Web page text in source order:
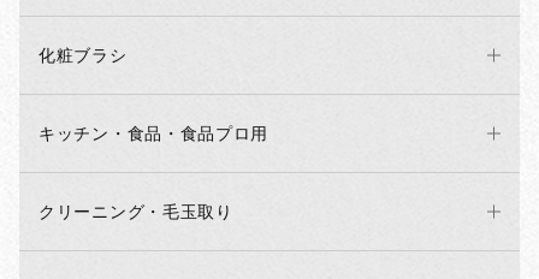
化粧ブラシ
キッチン・食品・食品プロ用
クリーニング・毛玉取り